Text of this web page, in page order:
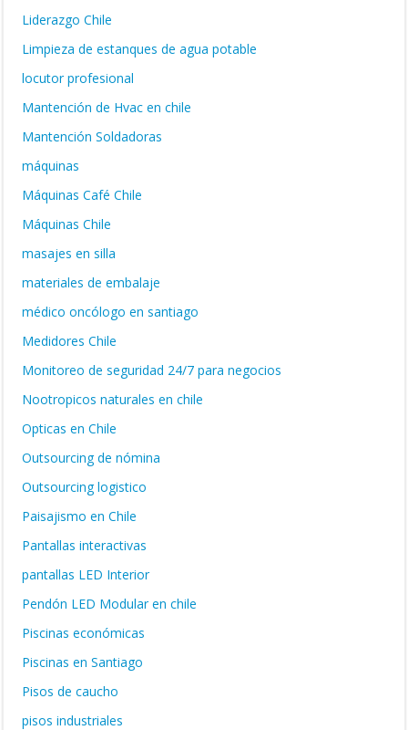
Liderazgo Chile
Limpieza de estanques de agua potable
locutor profesional
Mantención de Hvac en chile
Mantención Soldadoras
máquinas
Máquinas Café Chile
Máquinas Chile
masajes en silla
materiales de embalaje
médico oncólogo en santiago
Medidores Chile
Monitoreo de seguridad 24/7 para negocios
Nootropicos naturales en chile
Opticas en Chile
Outsourcing de nómina
Outsourcing logistico
Paisajismo en Chile
Pantallas interactivas
pantallas LED Interior
Pendón LED Modular en chile
Piscinas económicas
Piscinas en Santiago
Pisos de caucho
pisos industriales